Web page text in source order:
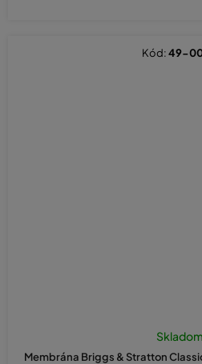
Membrána Briggs & Stratton
Skladom
Kód:49-